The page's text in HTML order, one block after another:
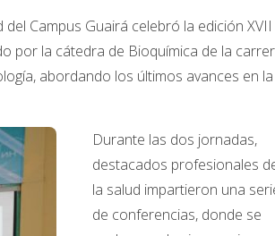
Campus Guairá celebró la edición XVII
por la cátedra de Bioquímica de la
abordando los últimos avances en la
Durante las dos jornadas,
destacados profesionales
la salud impartieron una
de conferencias, donde se